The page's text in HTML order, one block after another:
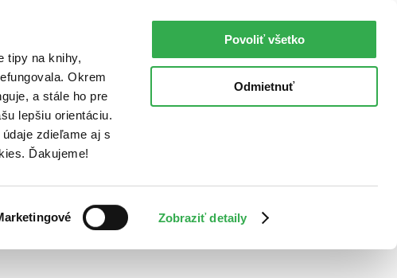
tipy na knihy,
Okrem
a stále ho pre
lepšiu orientáciu.
zdieľame aj s
Ďakujeme!
Zobraziť detaily
Povoliť všetko
Odmietnuť